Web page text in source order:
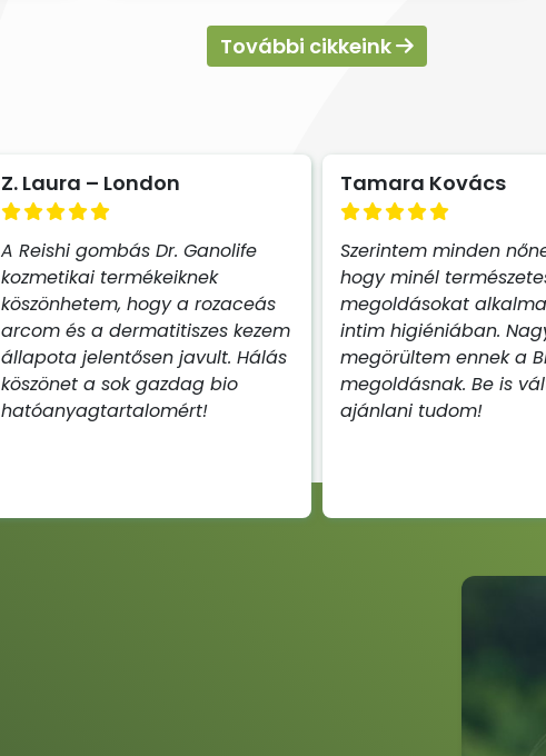
További cikkeink
Z. Laura – London
A Reishi gombás Dr. Ganolife
kozmetikai termékeiknek
köszönhetem, hogy a rozaceás
arcom és a dermatitiszes kezem
állapota jelentősen javult. Hálás
köszönet a sok gazdag bio
hatóanyagtartalomért!
Tamara Kovács
Szerintem minden
hogy minél
megoldásokat
intim higiéniában.
megörültem ennek a
megoldásnak. Be is
ajánlani tudom!